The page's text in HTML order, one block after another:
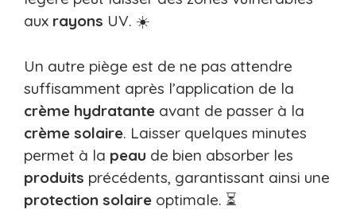
aux rayons UV. ☀️
Un autre piège est de ne pas attendre
suffisamment après l’application de la
crème hydratante avant de passer à la
crème solaire. Laisser quelques minutes
permet à la peau de bien absorber les
produits précédents, garantissant ainsi une
protection solaire optimale. ⏳